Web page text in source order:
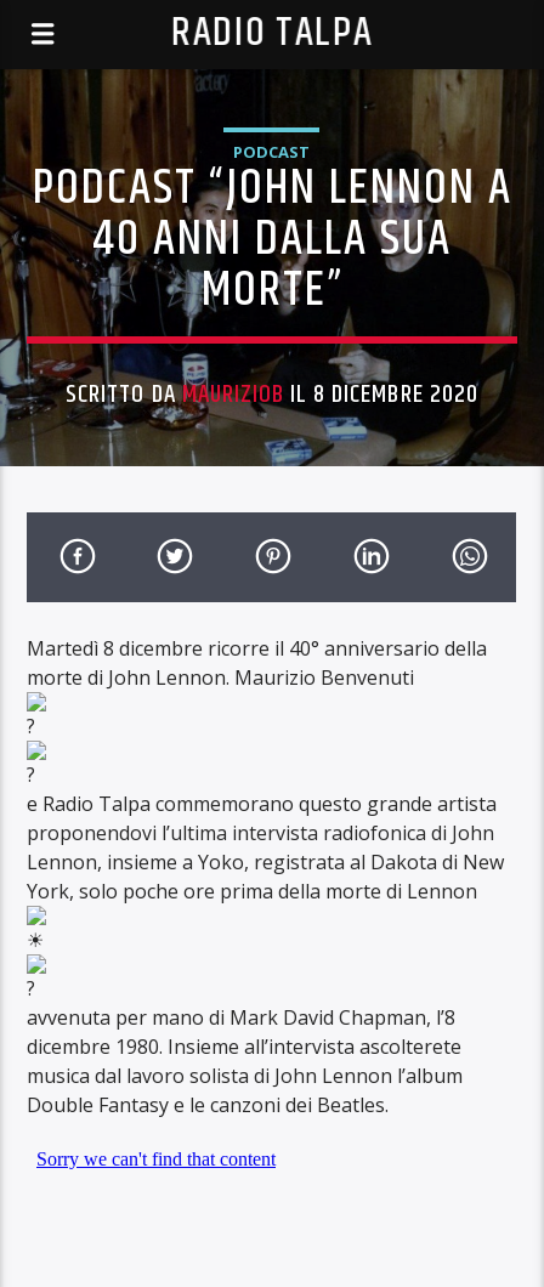
RADIO TALPA
PODCAST
PODCAST “JOHN LENNON A
40 ANNI DALLA SUA
MORTE”
SCRITTO DAMAURIZIOB IL 8 DICEMBRE 2020
Martedì 8 dicembre ricorre il 40° anniversario della
morte di John Lennon. Maurizio Benvenuti
e Radio Talpa commemorano questo grande artista
proponendovi l’ultima intervista radiofonica di John
Lennon, insieme a Yoko, registrata al Dakota di New
York, solo poche ore prima della morte di Lennon
avvenuta per mano di Mark David Chapman, l’8
dicembre 1980. Insieme all’intervista ascolterete
musica dal lavoro solista di John Lennon l’album
Double Fantasy e le canzoni dei Beatles.